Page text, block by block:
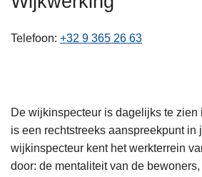
Telefoon +32 9 365 26 63
De wijkinspecteur is dagelijks te zien
is een rechtstreeks aanspreekpunt in
wijkinspecteur kent het werkterrein
door: de mentaliteit van de